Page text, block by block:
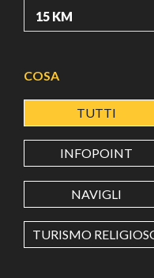
LATITUDINE
LONGITUDINE
Value in decimal
COSA
TUTTI
INFOPOINT
NAVIGLI
TURISMO